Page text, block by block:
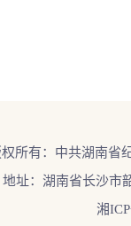
权所有：中共湖南省
地址：湖南省长沙市
湘